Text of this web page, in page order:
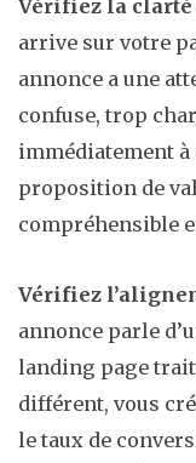
Vérifiez la clarté
arrive sur votre
annonce a une
confuse, trop
immédiatement à
proposition de
compréhensible
Vérifiez
annonce parle
landing page
différent, vous
le taux de